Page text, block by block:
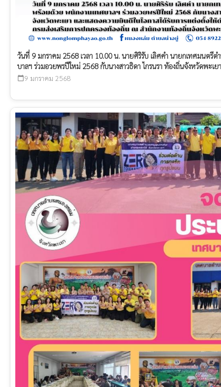
วันที่ 9 มกราคม 2568 เวลา 10.00 น. นายศิริรับ เลิศคำ นายกเทศมนตรี
บาลฯ ร่วมอวยพรปีใหม่ 2568 กับนางสาวธิดา ไกรนรา ท้องถิ่นจังหวัดพะเย
calendar_today 9 มกราคม 2568